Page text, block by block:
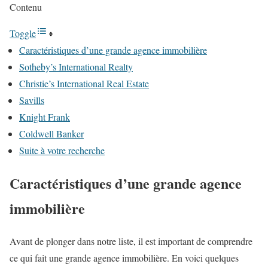
Contenu
Toggle
Caractéristiques d’une grande agence immobilière
Sotheby’s International Realty
Christie’s International Real Estate
Savills
Knight Frank
Coldwell Banker
Suite à votre recherche
Caractéristiques d’une grande agence
immobilière
Avant de plonger dans notre liste, il est important de comprendre
ce qui fait une grande agence immobilière. En voici quelques